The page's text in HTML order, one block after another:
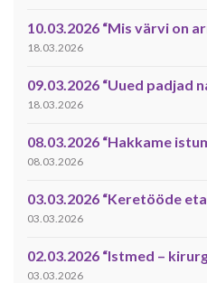
10.03.2026 “Mis värvi on
18.03.2026
09.03.2026 “Uued padjad
18.03.2026
08.03.2026 “Hakkame
08.03.2026
03.03.2026 “Keretööde
03.03.2026
02.03.2026 “Istmed –
03.03.2026